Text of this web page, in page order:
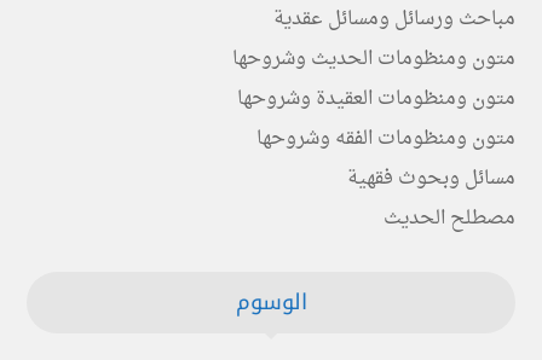
مباحث ورسائل ومسائل عقدية
متون ومنظومات الحديث وشروحها
متون ومنظومات العقيدة وشروحها
متون ومنظومات الفقه وشروحها
مسائل وبحوث فقهية
مصطلح الحديث
الوسوم